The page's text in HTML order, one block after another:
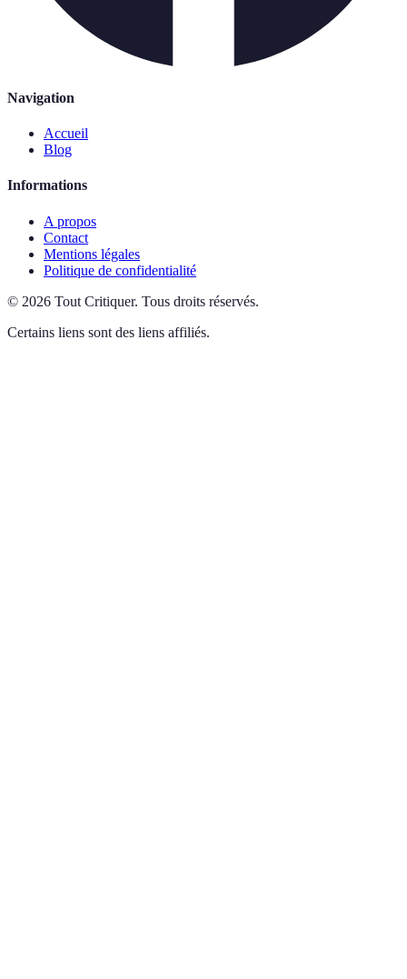
Navigation
Accueil
Blog
Informations
A propos
Contact
Mentions légales
Politique de confidentialité
© 2026 Tout Critiquer. Tous droits réservés.
Certains liens sont des liens affiliés.